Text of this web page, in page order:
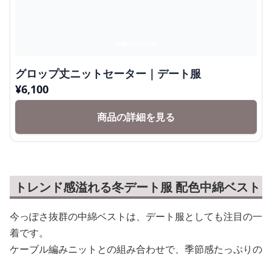
グロップ丈ニットセーター｜デート服
¥6,100
商品の詳細を見る
トレンド感溢れる冬デート服 配色中綿ベスト
今っぽさ抜群の中綿ベストは、デート服としても注目の一
着です。
ケーブル編みニットとの組み合わせで、季節感たっぷりの